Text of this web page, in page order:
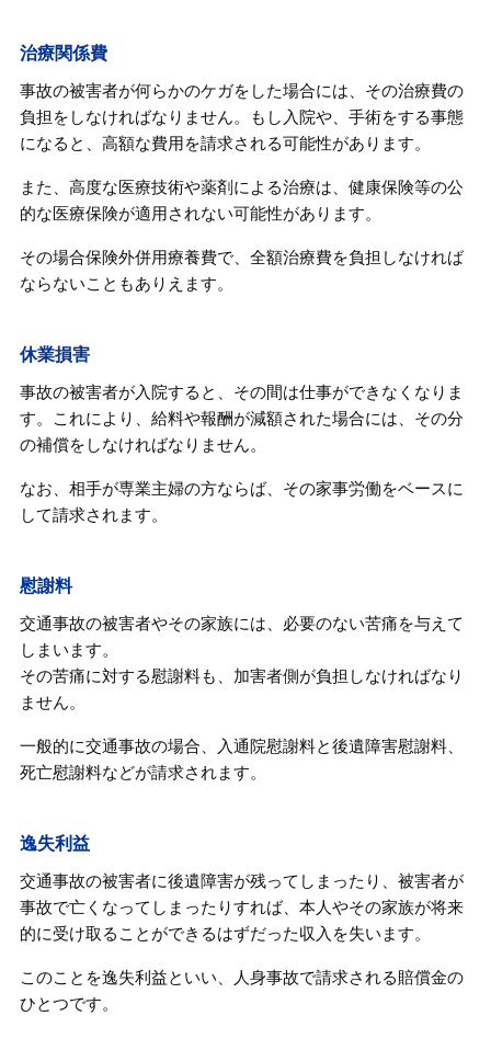
治療関係費
事故の被害者が何らかのケガをした場合には、その治療費の
負担をしなければなりません。もし入院や、手術をする事態
になると、高額な費用を請求される可能性があります。
また、高度な医療技術や薬剤による治療は、健康保険等の公
的な医療保険が適用されない可能性があります。
その場合保険外併用療養費で、全額治療費を負担しなければ
ならないこともありえます。
休業損害
事故の被害者が入院すると、その間は仕事ができなくなりま
す。これにより、給料や報酬が減額された場合には、その分
の補償をしなければなりません。
なお、相手が専業主婦の方ならば、その家事労働をベースに
して請求されます。
慰謝料
交通事故の被害者やその家族には、必要のない苦痛を与えて
しまいます。
その苦痛に対する慰謝料も、加害者側が負担しなければなり
ません。
一般的に交通事故の場合、入通院慰謝料と後遺障害慰謝料、
死亡慰謝料などが請求されます。
逸失利益
交通事故の被害者に後遺障害が残ってしまったり、被害者が
事故で亡くなってしまったりすれば、本人やその家族が将来
的に受け取ることができるはずだった収入を失います。
このことを逸失利益といい、人身事故で請求される賠償金の
ひとつです。